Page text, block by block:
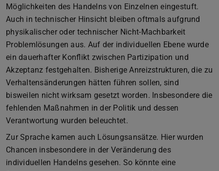
Möglichkeiten des Handelns von Einzelnen eingestuft.
Auch in technischer Hinsicht bleiben oftmals aufgrund
physikalischer oder technischer Nicht-Machbarkeit
Problemlösungen aus. Auf der individuellen Ebene wurde
ein dauerhafter Konflikt zwischen Partizipation und
Akzeptanz festgehalten. Bisherige Anreizstrukturen, die zu
Verhaltensänderungen hätten führen sollen, sind
bisweilen nicht wirksam gesetzt worden. Insbesondere die
fehlenden Maßnahmen in der Politik und dessen
Verantwortung wurden beleuchtet.
Zur Sprache kamen auch Lösungsansätze. Hier wurden
Chancen insbesondere in der Veränderung des
individuellen Handelns gesehen. So könnte eine